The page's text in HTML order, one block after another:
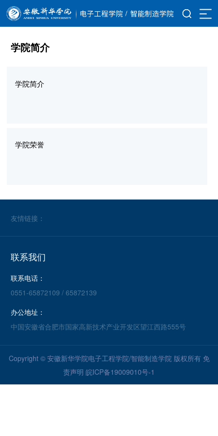
学院简介
学院简介
学院荣誉
友情链接：
联系我们
联系电话：
0551-65872109 / 65872139
办公地址：
中国安徽省合肥市国家高新技术产业开发区望江西路555号
Copyright © 安徽新华学院电子工程学院/智能制造学院 版权所有 免
责声明 皖ICP备19009010号-1